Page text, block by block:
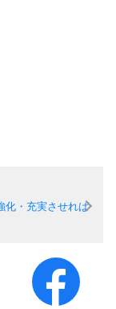
化・充実させれば